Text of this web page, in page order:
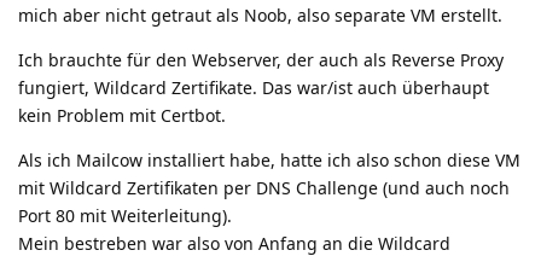
mich aber nicht getraut als Noob, also separate VM erstellt.
Ich brauchte für den Webserver, der auch als Reverse Proxy
fungiert, Wildcard Zertifikate. Das war/ist auch überhaupt
kein Problem mit Certbot.
Als ich Mailcow installiert habe, hatte ich also schon diese VM
mit Wildcard Zertifikaten per DNS Challenge (und auch noch
Port 80 mit Weiterleitung).
Mein bestreben war also von Anfang an die Wildcard